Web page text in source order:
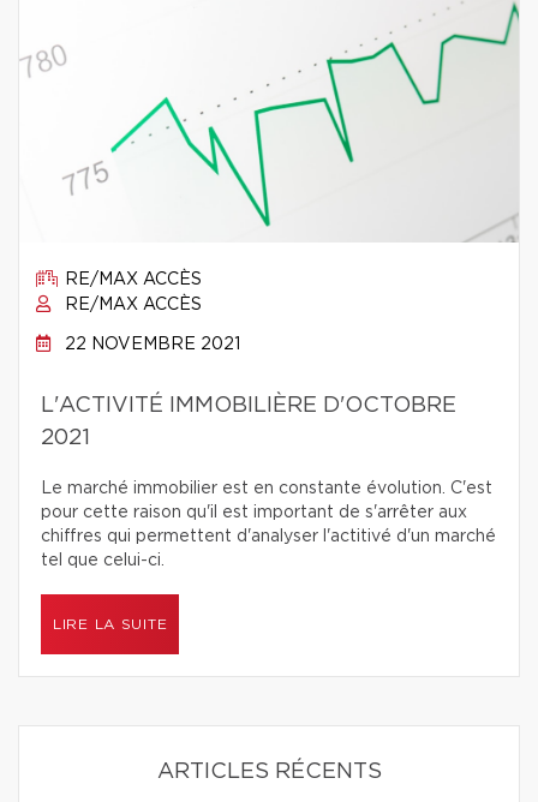
RE/MAX ACCÈS
RE/MAX ACCÈS
22 NOVEMBRE 2021
L'ACTIVITÉ IMMOBILIÈRE D'OCTOBRE
2021
Le marché immobilier est en constante évolution. C'est
pour cette raison qu'il est important de s'arrêter aux
chiffres qui permettent d'analyser l'actitivé d'un marché
tel que celui-ci.
LIRE LA SUITE
ARTICLES RÉCENTS